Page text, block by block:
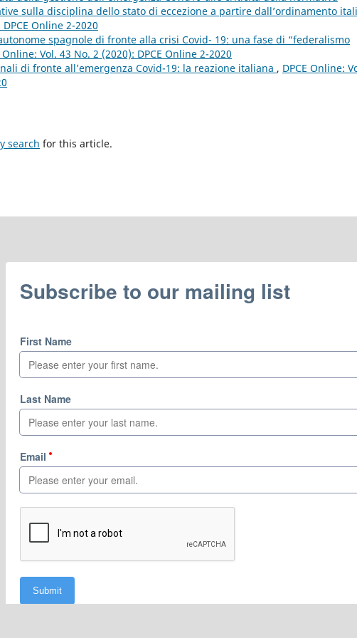
sulla disciplina dello stato di eccezione a partire dall’ordinamento
Online 2-2020
spagnole di fronte alla crisi Covid- 19: una fase di “federalismo
Online: Vol. 43 No. 2 (2020): DPCE Online 2-2020
di fronte all’emergenza Covid-19: la reazione italiana , DPCE Online:
search for this article.